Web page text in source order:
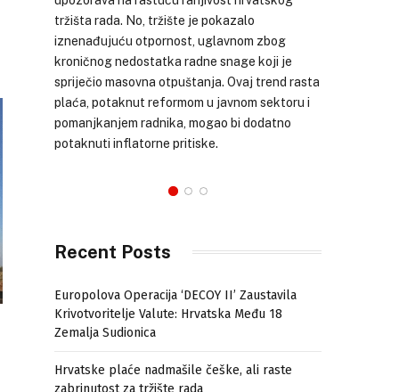
harmonizirana stopa inflacije (HICP) iznosila je
4,5 posto, čime se Hrvatska, uz Slovačku,
svrstala među države Eurozone s najvišim
stopama poskupljenja. Najveći doprinos ovom
inflatornom pritisku imali su porast cijena
hrane, pića, duhana te širokog spektra usluga.
Krivotvoritelje Valute: Hrvatska Među 18
Zemalja Sudionica
zabrinutost za tržište rada